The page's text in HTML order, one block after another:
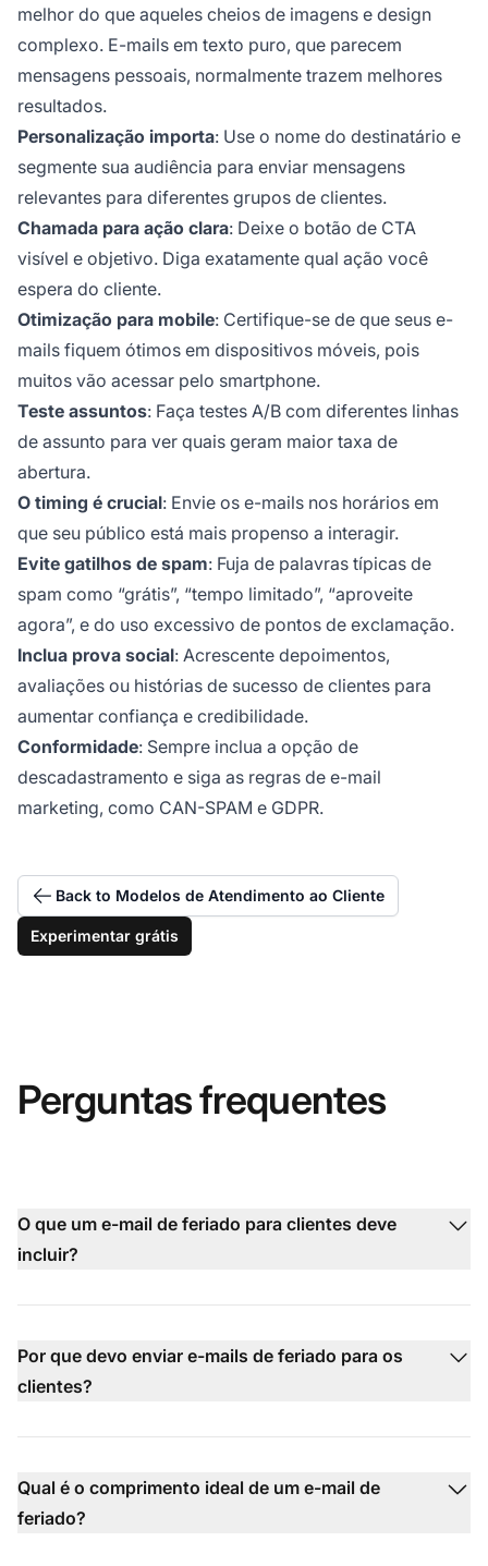
melhor do que aqueles cheios de imagens e design
complexo. E-mails em texto puro, que parecem
mensagens pessoais, normalmente trazem melhores
resultados.
Personalização importa: Use o nome do destinatário e
segmente sua audiência para enviar mensagens
relevantes para diferentes grupos de clientes.
Chamada para ação clara: Deixe o botão de CTA
visível e objetivo. Diga exatamente qual ação você
espera do cliente.
Otimização para mobile: Certifique-se de que seus e-
mails fiquem ótimos em dispositivos móveis, pois
muitos vão acessar pelo smartphone.
Teste assuntos: Faça testes A/B com diferentes linhas
de assunto para ver quais geram maior taxa de
abertura.
O timing é crucial: Envie os e-mails nos horários em
que seu público está mais propenso a interagir.
Evite gatilhos de spam: Fuja de palavras típicas de
spam como “grátis”, “tempo limitado”, “aproveite
agora”, e do uso excessivo de pontos de exclamação.
Inclua prova social: Acrescente depoimentos,
avaliações ou histórias de sucesso de clientes para
aumentar confiança e credibilidade.
Conformidade: Sempre inclua a opção de
descadastramento e siga as regras de e-mail
marketing, como CAN-SPAM e GDPR.
Back to Modelos de Atendimento ao Cliente
Experimentar grátis
Perguntas frequentes
O que um e-mail de feriado para clientes deve
incluir?
Por que devo enviar e-mails de feriado para os
clientes?
Qual é o comprimento ideal de um e-mail de
feriado?